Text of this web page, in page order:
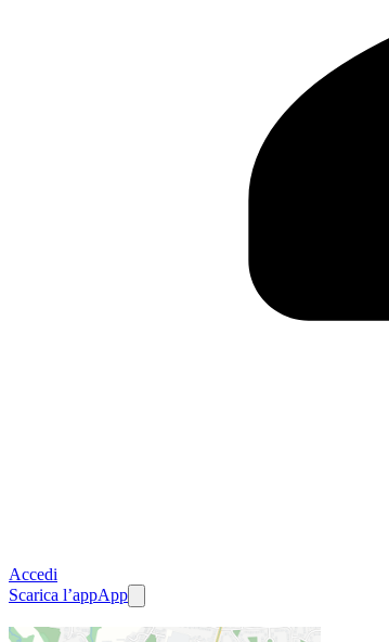
Accedi
Scarica l’appApp